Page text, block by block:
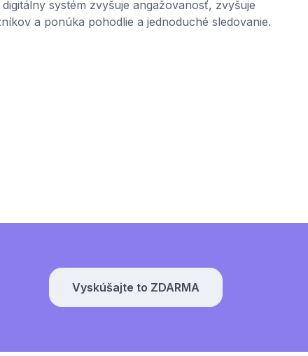
systém zvyšuje angažovanosť, zvyšuje
a ponúka pohodlie a jednoduché sledovanie.
Vyskúšajte to ZDARMA